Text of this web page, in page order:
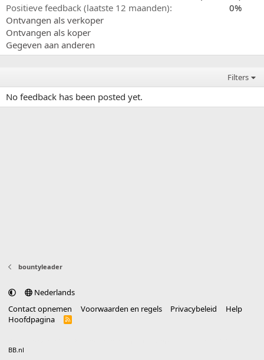
Positieve feedback (laatste 12 maanden)
0%
Ontvangen als verkoper
Ontvangen als koper
Gegeven aan anderen
Filters
No feedback has been posted yet.
bountyleader
Nederlands
Contact opnemen
Voorwaarden en regels Privacybeleid
Help
Hoofdpagina
R
BB.nl